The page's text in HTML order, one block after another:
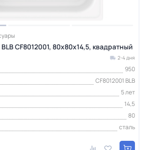
CF8012001, 80х80х14,5, квадратный
2-4 дня
950
CF8012001 BLB
5 лет
14,5
80
сталь